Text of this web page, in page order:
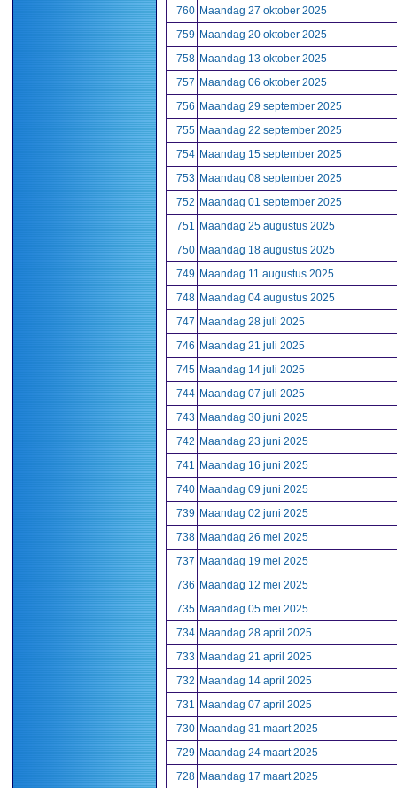
760 Maandag 27 oktober 2025
759 Maandag 20 oktober 2025
758 Maandag 13 oktober 2025
757 Maandag 06 oktober 2025
756 Maandag 29 september 2025
755 Maandag 22 september 2025
754 Maandag 15 september 2025
753 Maandag 08 september 2025
752 Maandag 01 september 2025
751 Maandag 25 augustus 2025
750 Maandag 18 augustus 2025
749 Maandag 11 augustus 2025
748 Maandag 04 augustus 2025
747 Maandag 28 juli 2025
746 Maandag 21 juli 2025
745 Maandag 14 juli 2025
744 Maandag 07 juli 2025
743 Maandag 30 juni 2025
742 Maandag 23 juni 2025
741 Maandag 16 juni 2025
740 Maandag 09 juni 2025
739 Maandag 02 juni 2025
738 Maandag 26 mei 2025
737 Maandag 19 mei 2025
736 Maandag 12 mei 2025
735 Maandag 05 mei 2025
734 Maandag 28 april 2025
733 Maandag 21 april 2025
732 Maandag 14 april 2025
731 Maandag 07 april 2025
730 Maandag 31 maart 2025
729 Maandag 24 maart 2025
728 Maandag 17 maart 2025